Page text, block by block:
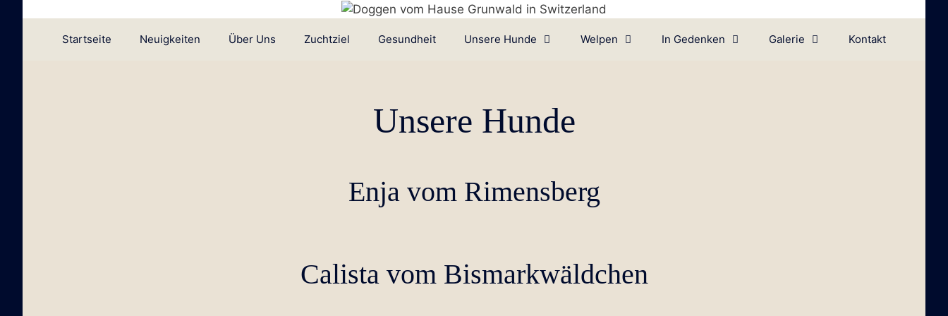
Startseite Neuigkeiten Über Uns Zuchtziel Gesundheit Unsere Hunde Welpen In Gedenken Galerie Kontakt
Unsere Hunde
Enja vom Rimensberg
Calista vom Bismarkwäldchen